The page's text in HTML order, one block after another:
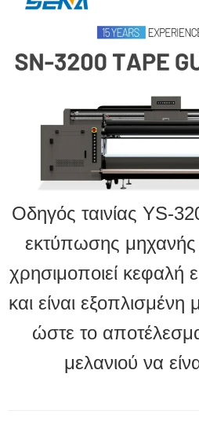
Οδηγός ταινίας YS-
εκτύπωσης μηχανής
χρησιμοποιεί
και είναι
ώστε το
μελανιού να